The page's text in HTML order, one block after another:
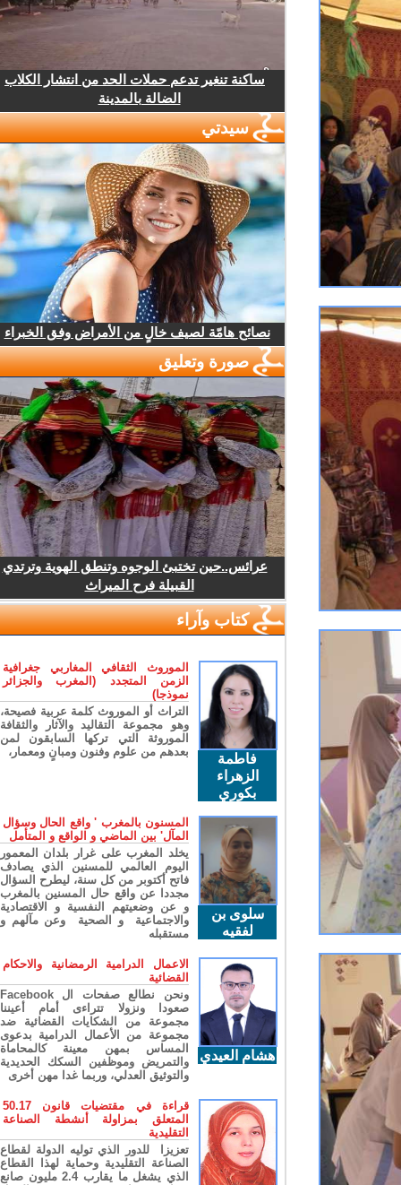
ساكنة تنغير تدعم حملات الحد من انتشار الكلاب
الضالة بالمدينة
سيدتي
نصائح هامّة لصيف خالٍ من الأمراض وفق الخبراء
صورة وتعليق
عرائس..حين تختبئ الوجوه وتنطق الهوية وترتدي
القبيلة فرح الميراث
كتاب وآراء
فاطمة
الزهراء
بكوري
الموروث الثقافي المغاربي جغرافية
الزمن المتجدد (المغرب والجزائر
نموذجا)
التراث أو الموروث كلمة عربية فصيحة،
وهو مجموعة التقاليد والآثار والثقافة
الموروثة التي تركها السابقون لمن
بعدهم من علوم وفنون ومبانٍ ومعمار،
سلوى بن
لفقيه
المسنون بالمغرب ' واقع الحال وسؤال
المآل' بين الماضي و الواقع و المتأمل
يخلد المغرب على غرار بلدان المعمور
اليوم العالمي للمسنين الذي يصادف
فاتح أكتوبر من كل سنة، ليطرح السؤال
مجددا عن واقع حال المسنين بالمغرب
و عن وضعيتهم النفسية و الاقتصادية
والاجتماعية و الصحية وعن مآلهم و
مستقبله
هشام العيدي
الاعمال الدرامية الرمضانية والاحكام
القضائية
ونحن نطالع صفحات ال Facebook
صعودا ونزولا تتراءى أمام أعيننا
مجموعة من الشكايات القضائية ضد
مجموعة من الأعمال الدرامية بدعوى
المساس بمهن معينة كالمحاماة
والتمريض وموظفين السكك الحديدية
والتوثيق العدلي، وربما غدا مهن أخرى
قراءة في مقتضيات قانون 50.17
المتعلق بمزاولة أنشطة الصناعة
التقليدية
تعزيزا للدور الذي توليه الدولة لقطاع
الصناعة التقليدية وحماية لهذا القطاع
الذي يشغل ما يقارب 2.4 مليون صانع